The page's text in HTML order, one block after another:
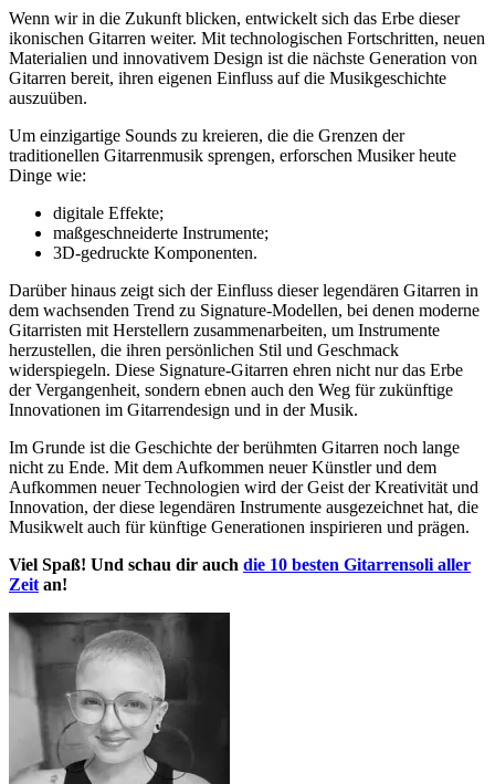
Wenn wir in die Zukunft blicken, entwickelt sich das Erbe dieser
ikonischen Gitarren weiter. Mit technologischen Fortschritten, neuen
Materialien und innovativem Design ist die nächste Generation von
Gitarren bereit, ihren eigenen Einfluss auf die Musikgeschichte
auszuüben.
Um einzigartige Sounds zu kreieren, die die Grenzen der
traditionellen Gitarrenmusik sprengen, erforschen Musiker heute
Dinge wie:
digitale Effekte;
maßgeschneiderte Instrumente;
3D-gedruckte Komponenten.
Darüber hinaus zeigt sich der Einfluss dieser legendären Gitarren in
dem wachsenden Trend zu Signature-Modellen, bei denen moderne
Gitarristen mit Herstellern zusammenarbeiten, um Instrumente
herzustellen, die ihren persönlichen Stil und Geschmack
widerspiegeln. Diese Signature-Gitarren ehren nicht nur das Erbe
der Vergangenheit, sondern ebnen auch den Weg für zukünftige
Innovationen im Gitarrendesign und in der Musik.
Im Grunde ist die Geschichte der berühmten Gitarren noch lange
nicht zu Ende. Mit dem Aufkommen neuer Künstler und dem
Aufkommen neuer Technologien wird der Geist der Kreativität und
Innovation, der diese legendären Instrumente ausgezeichnet hat, die
Musikwelt auch für künftige Generationen inspirieren und prägen.
Viel Spaß! Und schau dir auch die 10 besten Gitarrensoli aller
Zeit an!